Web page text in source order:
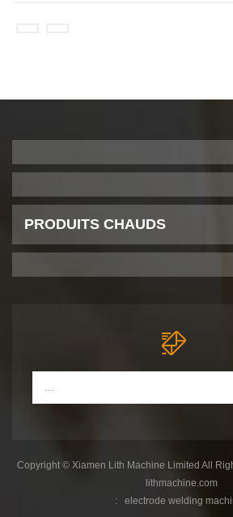
PRODUITS CHAUDS
Copyright © Xiamen Lith Machine Limited All
lithmachine.com
:
electrode welding